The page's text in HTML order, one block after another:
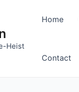
Heist
Home
Contact